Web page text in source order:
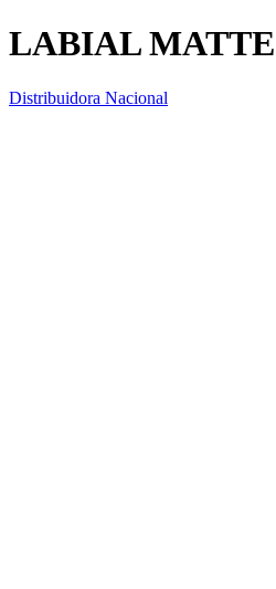
LABIAL
Distribuidora Nacional